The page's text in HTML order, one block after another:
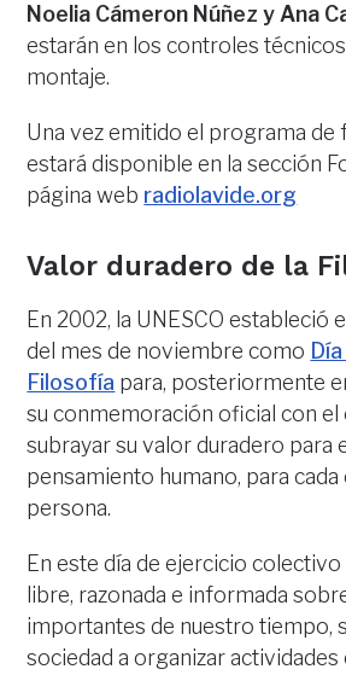
Noelia Cámeron Núñez y Ana
estarán en los controles
montaje.
Una vez emitido el programa
estará disponible en la sección
página web radiolavide.org
Valor duradero de la
En 2002, la UNESCO estableció
del mes de noviembre como
Filosofía para, posteriormente
su conmemoración oficial con
subrayar su valor duradero para
pensamiento humano, para cada
persona.
En este día de ejercicio
libre, razonada e informada
importantes de nuestro tiempo,
sociedad a organizar actividades